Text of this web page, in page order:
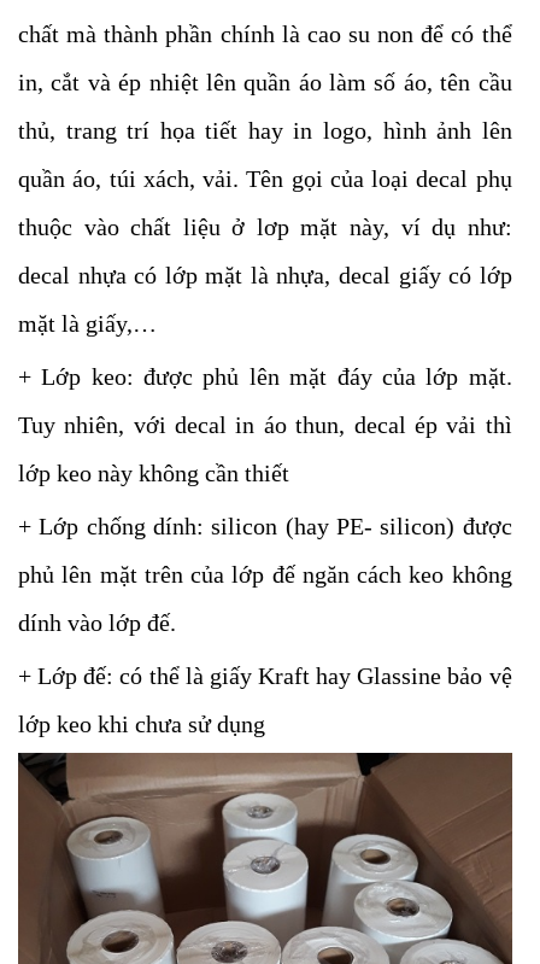
chất mà thành phần chính là cao su non để có thể
in, cắt và ép nhiệt lên quần áo làm số áo, tên cầu
thủ, trang trí họa tiết hay in logo, hình ảnh lên
quần áo, túi xách, vải. Tên gọi của loại decal phụ
thuộc vào chất liệu ở lơp mặt này, ví dụ như:
decal nhựa có lớp mặt là nhựa, decal giấy có lớp
mặt là giấy,…
+ Lớp keo: được phủ lên mặt đáy của lớp mặt.
Tuy nhiên, với decal in áo thun, decal ép vải thì
lớp keo này không cần thiết
+ Lớp chống dính: silicon (hay PE- silicon) được
phủ lên mặt trên của lớp đế ngăn cách keo không
dính vào lớp đế.
+ Lớp đế: có thể là giấy Kraft hay Glassine bảo vệ
lớp keo khi chưa sử dụng